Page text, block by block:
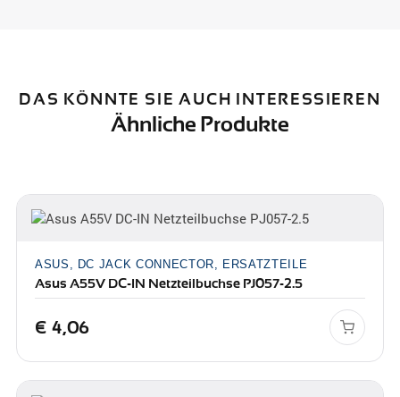
DAS KÖNNTE SIE AUCH INTERESSIEREN
Ähnliche Produkte
ASUS, DC JACK CONNECTOR, ERSATZTEILE
Asus A55V DC-IN Netzteilbuchse PJ057-2.5
€ 4,06